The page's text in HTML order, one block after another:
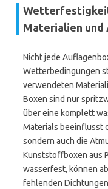
Materialien und
Nicht jede
Wetterbedingungen
verwendeten
Boxen sind nur
über eine komplett
Materials beeinflusst
sondern auch die
Kunststoffboxen aus
wasserfest, können
fehlenden